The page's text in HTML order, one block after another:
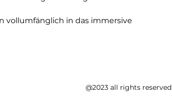
vollumfänglich in das immersive
@2023 all rights reserved